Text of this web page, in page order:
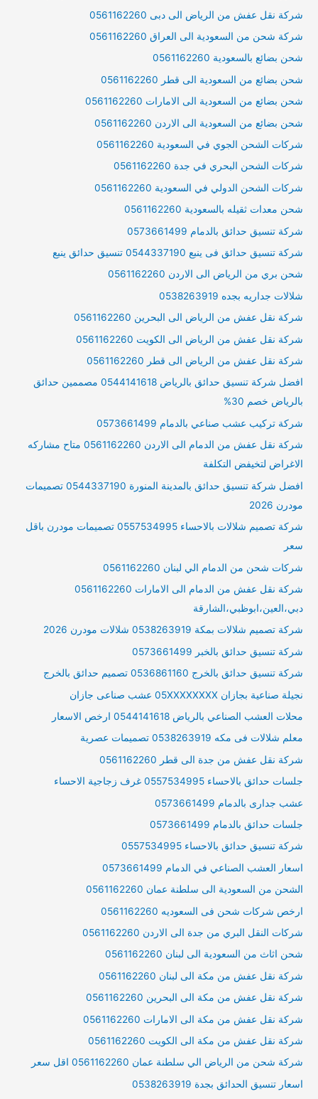
شركة نقل عفش من الرياض الى دبى 0561162260
شركة شحن من السعودية الى العراق 0561162260
شحن بضائع بالسعودية 0561162260
شحن بضائع من السعودية الى قطر 0561162260
شحن بضائع من السعودية الى الامارات 0561162260
شحن بضائع من السعودية الى الاردن 0561162260
شركات الشحن الجوي في السعودية 0561162260
شركات الشحن البحري في جدة 0561162260
شركات الشحن الدولي في السعودية 0561162260
شحن معدات ثقيله بالسعودية 0561162260
شركة تنسيق حدائق بالدمام 0573661499
شركة تنسيق حدائق فى ينبع 0544337190 تنسيق حدائق ينبع
شحن بري من الرياض الى الاردن 0561162260
شلالات جداريه بجده 0538263919
شركة نقل عفش من الرياض الى البحرين 0561162260
شركة نقل عفش من الرياض الى الكويت 0561162260
شركة نقل عفش من الرياض الى قطر 0561162260
افضل شركة تنسيق حدائق بالرياض 0544141618 مصممين حدائق
بالرياض خصم 30%
شركة تركيب عشب صناعي بالدمام 0573661499
شركة نقل عفش من الدمام الى الاردن 0561162260 متاح مشاركه
الاغراض لتخيفض التكلفة
افضل شركة تنسيق حدائق بالمدينة المنورة 0544337190 تصميمات
مودرن 2026
شركة تصميم شلالات بالاحساء 0557534995 تصميمات مودرن باقل
سعر
شركات شحن من الدمام الي لبنان 0561162260
شركة نقل عفش من الدمام الى الامارات 0561162260
دبي،العين،ابوظبي،الشارقة
شركة تصميم شلالات بمكة 0538263919 شلالات مودرن 2026
شركة تنسيق حدائق بالخبر 0573661499
شركة تنسيق حدائق بالخرج 0536861160 تصميم حدائق بالخرج
نجيلة صناعية بجازان 05XXXXXXXX عشب صناعى جازان
محلات العشب الصناعي بالرياض 0544141618 ارخص الاسعار
معلم شلالات فى مكه 0538263919 تصميمات عصرية
شركة نقل عفش من جدة الى قطر 0561162260
جلسات حدائق بالاحساء 0557534995 غرف زجاجية الاحساء
عشب جدارى بالدمام 0573661499
جلسات حدائق بالدمام 0573661499
شركة تنسيق حدائق بالاحساء 0557534995
اسعار العشب الصناعي في الدمام 0573661499
الشحن من السعودية الى سلطنة عمان 0561162260
ارخص شركات شحن فى السعوديه 0561162260
شركات النقل البري من جدة الى الاردن 0561162260
شحن اثاث من السعودية الى لبنان 0561162260
شركة نقل عفش من مكة الى لبنان 0561162260
شركة نقل عفش من مكة الى البحرين 0561162260
شركة نقل عفش من مكة الى الامارات 0561162260
شركة نقل عفش من مكة الى الكويت 0561162260
شركة شحن من الرياض الي سلطنة عمان 0561162260 اقل سعر
اسعار تنسيق الحدائق بجدة 0538263919